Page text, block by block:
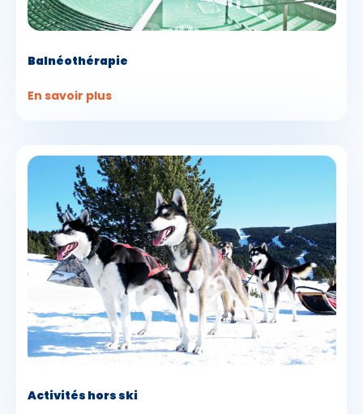
Balnéothérapie
En savoir plus
Activités hors ski